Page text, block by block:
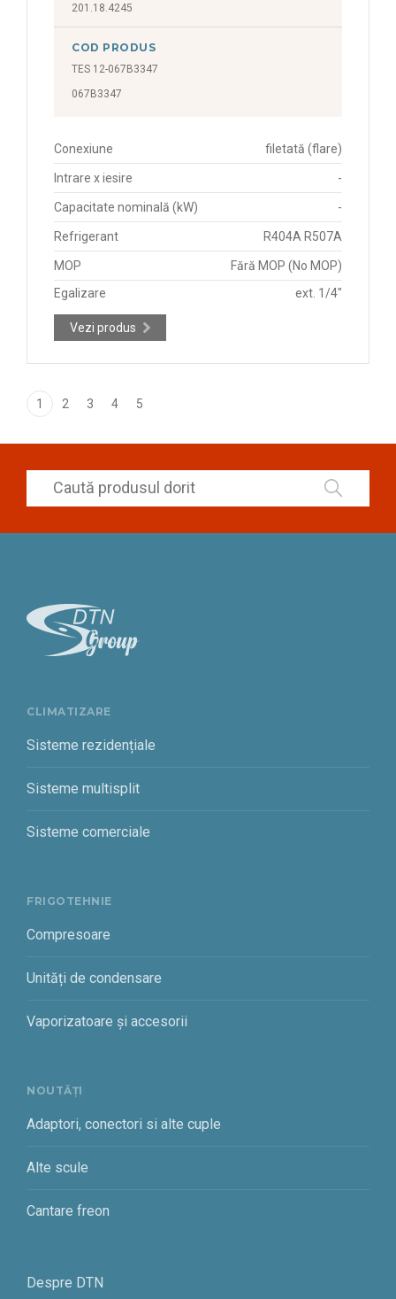
201.18.4245
COD PRODUS
TES 12-067B3347
067B3347
Conexiune filetată (flare)
Intrare x iesire -
Capacitate nominală (kW) -
Refrigerant R404A R507A
MOP
Fără MOP (No MOP)
Egalizare
ext. 1/4"
Vezi produs
1 2 3 4 5
CLIMATIZARE
Sisteme rezidențiale
Sisteme multisplit
Sisteme comerciale
FRIGOTEHNIE
Compresoare
Unități de condensare
Vaporizatoare și accesorii
NOUTĂȚI
Adaptori, conectori si alte cuple
Alte scule
Cantare freon
Despre DTN